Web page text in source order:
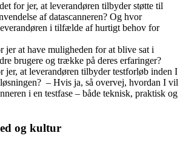
for jer, at leverandøren tilbyder støtte til
af datascanneren? Og hvor
i tilfælde af hurtigt behov for
jer at have muligheden for at blive sat i
brugere og trække på deres erfaringer?
jer, at leverandøren tilbyder testforløb inden I
– Hvis ja, så overvej, hvordan I vil
i en testfase – både teknisk, praktisk og
og kultur